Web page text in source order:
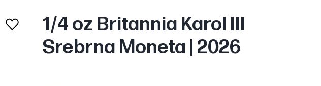
1/4 oz Britannia Karol III
Srebrna Moneta | 2026